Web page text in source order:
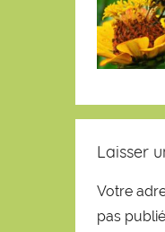
Laisser
Votre
pas